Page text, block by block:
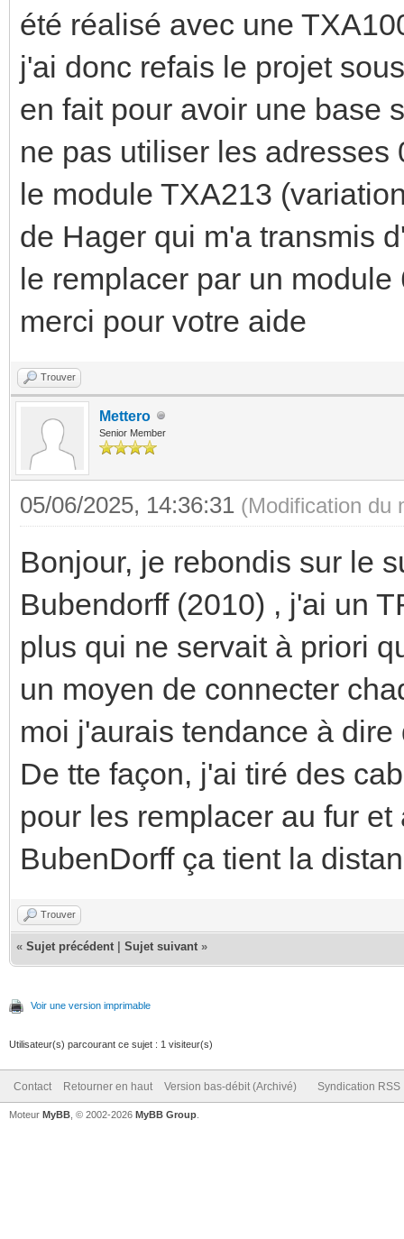
été réalisé avec une
j'ai donc refais le projet
en fait pour avoir une base
ne pas utiliser les
le module TXA213
de Hager qui m'a transmis
le remplacer par un module
merci pour votre aide
Trouver
Mettero
Senior Member
05/06/2025, 14:36:31 (Modification du
Bonjour, je rebondis sur le
Bubendorff (2010) , j'ai un
plus qui ne servait à priori
un moyen de connecter
moi j'aurais tendance à
De tte façon, j'ai tiré des
pour les remplacer au fur
BubenDorff ça tient la
Trouver
« Sujet précédent Sujet suivant »
Voir une version imprimable
Utilisateur(s) parcourant ce sujet : 1 visiteur(s)
Contact Retourner en haut Version bas-débit (Archivé) Syndication RSS
Moteur MyBB , © 2002-2026 MyBB Group